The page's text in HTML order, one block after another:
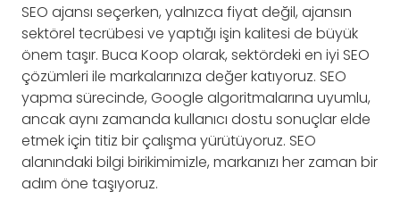
SEO ajansı seçerken, yalnızca fiyat değil, ajansın
sektörel tecrübesi ve yaptığı işin kalitesi de büyük
önem taşır. Buca Koop olarak, sektördeki en iyi SEO
çözümleri ile markalarınıza değer katıyoruz. SEO
yapma sürecinde, Google algoritmalarına uyumlu,
ancak aynı zamanda kullanıcı dostu sonuçlar elde
etmek için titiz bir çalışma yürütüyoruz. SEO
alanındaki bilgi birikimimizle, markanızı her zaman bir
adım öne taşıyoruz.